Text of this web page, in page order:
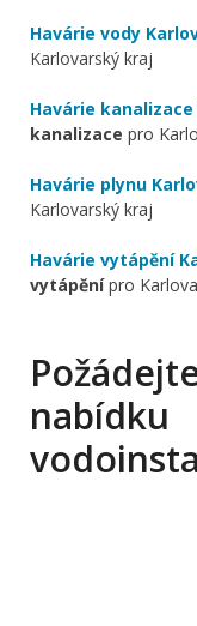
Havárie vody
Karlovarský kraj
Havárie
kanalizace pro
Havárie plynu
Karlovarský kraj
Havárie vytápění
vytápěnípro
nabídku